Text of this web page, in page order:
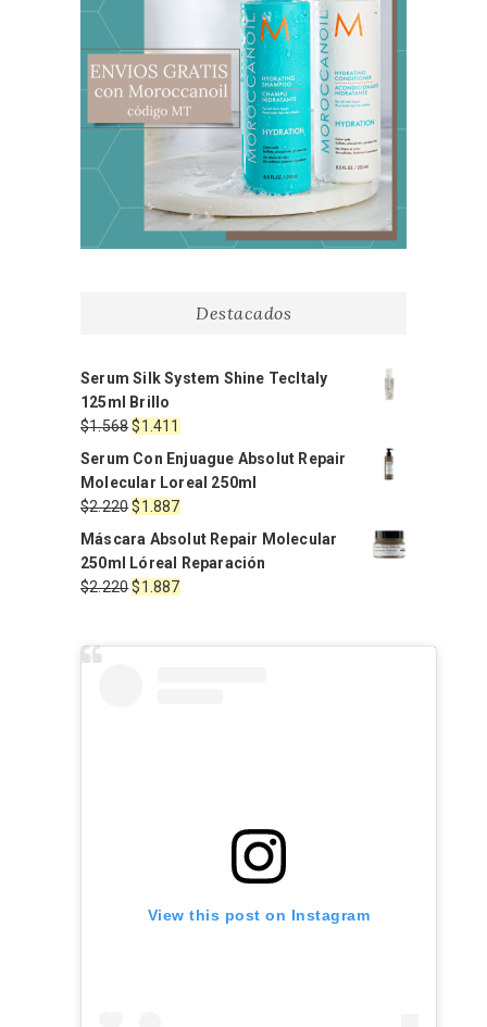
Destacados
Serum Silk System Shine TecItaly
125ml Brillo
$1.568El
precio
original
era:
$1.568.
$1.411
precio
actual
es:
$1.411.
Serum Con Enjuague Absolut Repair
Molecular Loreal 250ml
$2.220El
precio
original
era:
$2.220.
$1.887El
precio
actual
es:
$1.887.
Máscara Absolut Repair Molecular
250ml Lóreal Reparación
$2.220El
$1.887El
View this post on Instagram